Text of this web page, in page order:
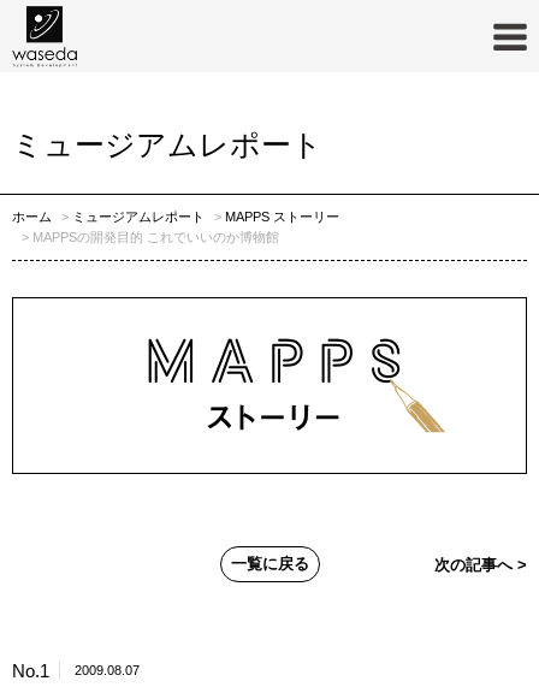
MAPPS ストーリー
ミュージアムレポート
ホーム ミュージアムレポート
MAPPS ストーリー
MAPPSの開発目的 これでいいのか博物館
一覧に戻る 次の記事へ >
No.1 2009.08.07